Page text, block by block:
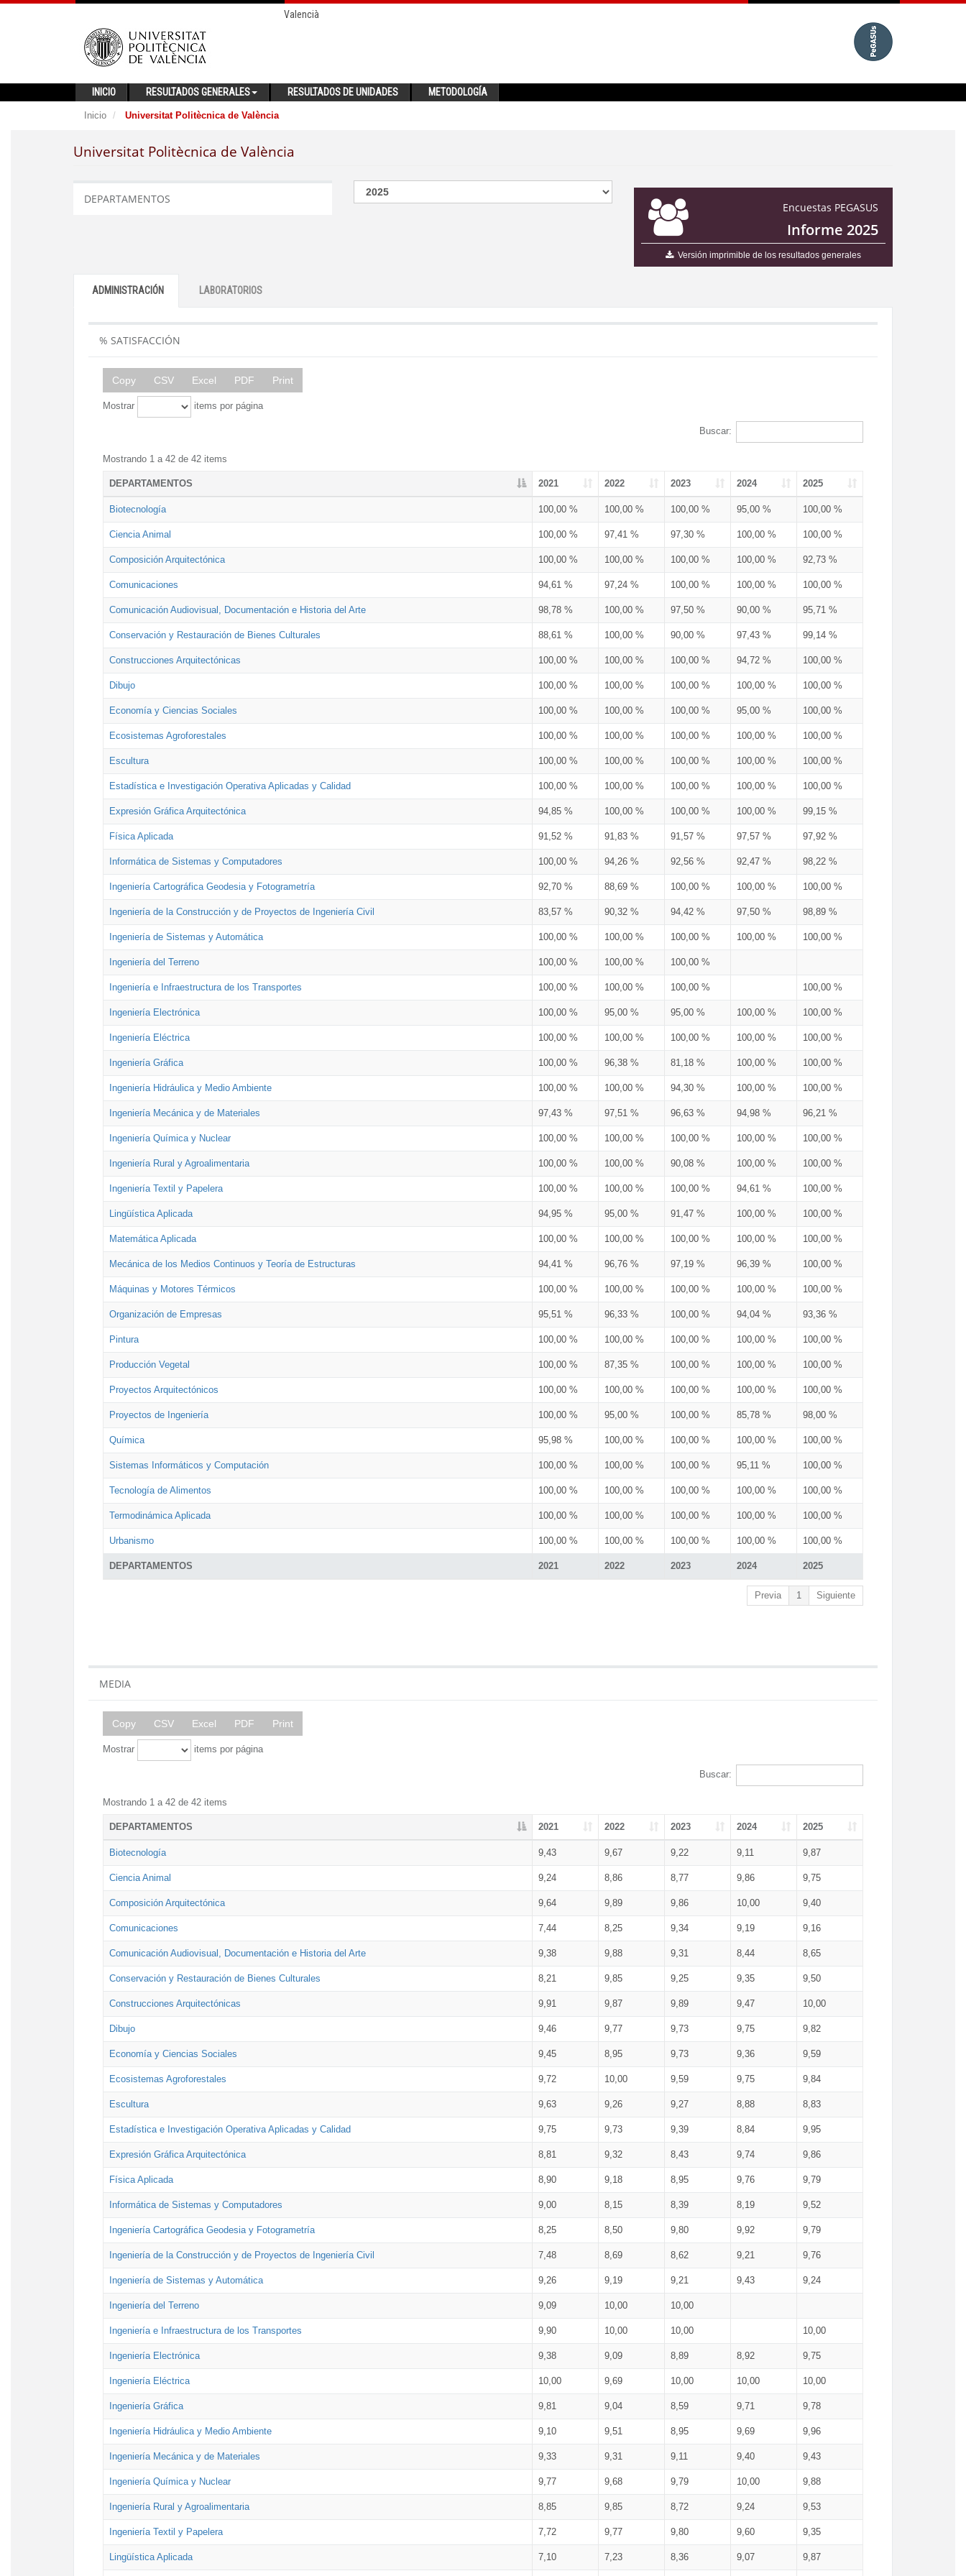
Valencià
INICIO RESULTADOS GENERALES RESULTADOS DE UNIDADES METODOLOGÍA
Inicio Universitat Politècnica de València
Universitat Politècnica de València
Encuestas PEGASUS
Informe 2025
Versión imprimible de los resultados generales
DEPARTAMENTOS
ADMINISTRACIÓN LABORATORIOS
% SATISFACCIÓN
Copy CSV Excel PDF Print
Mostrar items por página
Buscar:
Mostrando 1 a 42 de 42 items
DEPARTAMENTOS 2021 2022 2023 2024 2025
DEPARTAMENTOS 2021 2022 2023 2024 2025
Biotecnología 100,00 % 100,00 % 100,00 % 95,00 % 100,00 %
Ciencia Animal 100,00 % 97,41 % 97,30 % 100,00 % 100,00 %
Composición Arquitectónica 100,00 % 100,00 % 100,00 % 100,00 % 92,73 %
Comunicaciones 94,61 % 97,24 % 100,00 % 100,00 % 100,00 %
Comunicación Audiovisual, Documentación e Historia del Arte 98,78 % 100,00 % 97,50 % 90,00 % 95,71 %
Conservación y Restauración de Bienes Culturales 88,61 % 100,00 % 90,00 % 97,43 % 99,14 %
Construcciones Arquitectónicas 100,00 % 100,00 % 100,00 % 94,72 % 100,00 %
Dibujo 100,00 % 100,00 % 100,00 % 100,00 % 100,00 %
Economía y Ciencias Sociales 100,00 % 100,00 % 100,00 % 95,00 % 100,00 %
Ecosistemas Agroforestales 100,00 % 100,00 % 100,00 % 100,00 % 100,00 %
Escultura 100,00 % 100,00 % 100,00 % 100,00 % 100,00 %
Estadística e Investigación Operativa Aplicadas y Calidad 100,00 % 100,00 % 100,00 % 100,00 % 100,00 %
Expresión Gráfica Arquitectónica 94,85 % 100,00 % 100,00 % 100,00 % 99,15 %
Física Aplicada 91,52 % 91,83 % 91,57 % 97,57 % 97,92 %
Informática de Sistemas y Computadores 100,00 % 94,26 % 92,56 % 92,47 % 98,22 %
Ingeniería Cartográfica Geodesia y Fotogrametría 92,70 % 88,69 % 100,00 % 100,00 % 100,00 %
Ingeniería de la Construcción y de Proyectos de Ingeniería Civil 83,57 % 90,32 % 94,42 % 97,50 % 98,89 %
Ingeniería de Sistemas y Automática 100,00 % 100,00 % 100,00 % 100,00 % 100,00 %
Ingeniería del Terreno 100,00 % 100,00 % 100,00 %
Ingeniería e Infraestructura de los Transportes 100,00 % 100,00 % 100,00 % 100,00 %
Ingeniería Electrónica 100,00 % 95,00 % 95,00 % 100,00 % 100,00 %
Ingeniería Eléctrica 100,00 % 100,00 % 100,00 % 100,00 % 100,00 %
Ingeniería Gráfica 100,00 % 96,38 % 81,18 % 100,00 % 100,00 %
Ingeniería Hidráulica y Medio Ambiente 100,00 % 100,00 % 94,30 % 100,00 % 100,00 %
Ingeniería Mecánica y de Materiales 97,43 % 97,51 % 96,63 % 94,98 % 96,21 %
Ingeniería Química y Nuclear 100,00 % 100,00 % 100,00 % 100,00 % 100,00 %
Ingeniería Rural y Agroalimentaria 100,00 % 100,00 % 90,08 % 100,00 % 100,00 %
Ingeniería Textil y Papelera 100,00 % 100,00 % 100,00 % 94,61 % 100,00 %
Lingüística Aplicada 94,95 % 95,00 % 91,47 % 100,00 % 100,00 %
Matemática Aplicada 100,00 % 100,00 % 100,00 % 100,00 % 100,00 %
Mecánica de los Medios Continuos y Teoría de Estructuras 94,41 % 96,76 % 97,19 % 96,39 % 100,00 %
Máquinas y Motores Térmicos 100,00 % 100,00 % 100,00 % 100,00 % 100,00 %
Organización de Empresas 95,51 % 96,33 % 100,00 % 94,04 % 93,36 %
Pintura 100,00 % 100,00 % 100,00 % 100,00 % 100,00 %
Producción Vegetal 100,00 % 87,35 % 100,00 % 100,00 % 100,00 %
Proyectos Arquitectónicos 100,00 % 100,00 % 100,00 % 100,00 % 100,00 %
Proyectos de Ingeniería 100,00 % 95,00 % 100,00 % 85,78 % 98,00 %
Química 95,98 % 100,00 % 100,00 % 100,00 % 100,00 %
Sistemas Informáticos y Computación 100,00 % 100,00 % 100,00 % 95,11 % 100,00 %
Tecnología de Alimentos 100,00 % 100,00 % 100,00 % 100,00 % 100,00 %
Termodinámica Aplicada 100,00 % 100,00 % 100,00 % 100,00 % 100,00 %
Urbanismo 100,00 % 100,00 % 100,00 % 100,00 % 100,00 %
Previa 1 Siguiente
MEDIA
Copy CSV Excel PDF Print
Mostrar items por página
Buscar:
Mostrando 1 a 42 de 42 items
DEPARTAMENTOS 2021 2022 2023 2024 2025
Biotecnología 9,43 9,67 9,22 9,11 9,87
Ciencia Animal 9,24 8,86 8,77 9,86 9,75
Composición Arquitectónica 9,64 9,89 9,86 10,00 9,40
Comunicaciones 7,44 8,25 9,34 9,19 9,16
Comunicación Audiovisual, Documentación e Historia del Arte 9,38 9,88 9,31 8,44 8,65
Conservación y Restauración de Bienes Culturales 8,21 9,85 9,25 9,35 9,50
Construcciones Arquitectónicas 9,91 9,87 9,89 9,47 10,00
Dibujo 9,46 9,77 9,73 9,75 9,82
Economía y Ciencias Sociales 9,45 8,95 9,73 9,36 9,59
Ecosistemas Agroforestales 9,72 10,00 9,59 9,75 9,84
Escultura 9,63 9,26 9,27 8,88 8,83
Estadística e Investigación Operativa Aplicadas y Calidad 9,75 9,73 9,39 8,84 9,95
Expresión Gráfica Arquitectónica 8,81 9,32 8,43 9,74 9,86
Física Aplicada 8,90 9,18 8,95 9,76 9,79
Informática de Sistemas y Computadores 9,00 8,15 8,39 8,19 9,52
Ingeniería Cartográfica Geodesia y Fotogrametría 8,25 8,50 9,80 9,92 9,79
Ingeniería de la Construcción y de Proyectos de Ingeniería Civil 7,48 8,69 8,62 9,21 9,76
Ingeniería de Sistemas y Automática 9,26 9,19 9,21 9,43 9,24
Ingeniería del Terreno 9,09 10,00 10,00
Ingeniería e Infraestructura de los Transportes 9,90 10,00 10,00 10,00
Ingeniería Electrónica 9,38 9,09 8,89 8,92 9,75
Ingeniería Eléctrica 10,00 9,69 10,00 10,00 10,00
Ingeniería Gráfica 9,81 9,04 8,59 9,71 9,78
Ingeniería Hidráulica y Medio Ambiente 9,10 9,51 8,95 9,69 9,96
Ingeniería Mecánica y de Materiales 9,33 9,31 9,11 9,40 9,43
Ingeniería Química y Nuclear 9,77 9,68 9,79 10,00 9,88
Ingeniería Rural y Agroalimentaria 8,85 9,85 8,72 9,24 9,53
Ingeniería Textil y Papelera 7,72 9,77 9,80 9,60 9,35
Lingüística Aplicada 7,10 7,23 8,36 9,07 9,87